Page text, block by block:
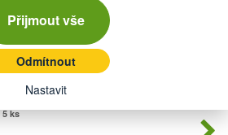
Přijmout vše
Odmítnout
Nastavit
hliníkový 16,2x22x1
5 ks
Počet
kusů